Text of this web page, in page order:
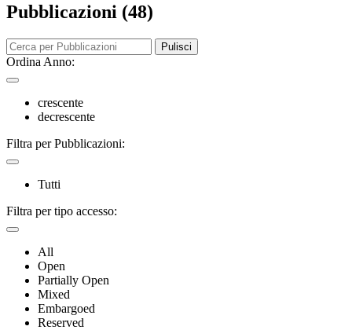
Pubblicazioni (48)
Pulisci
Ordina Anno:
crescente
decrescente
Filtra per Pubblicazioni:
Tutti
Filtra per tipo accesso:
All
Open
Partially Open
Mixed
Embargoed
Reserved